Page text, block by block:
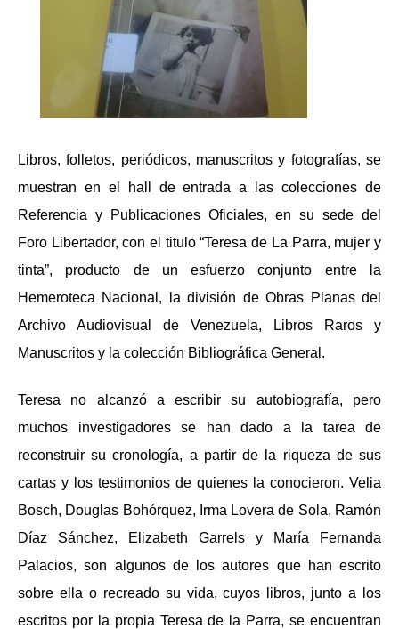
Libros, folletos, periódicos, manuscritos y fotografías, se
muestran en el hall de entrada a las colecciones de
Referencia y Publicaciones Oficiales, en su sede del
Foro Libertador, con el titulo “Teresa de La Parra, mujer y
tinta”, producto de un esfuerzo conjunto entre la
Hemeroteca Nacional, la división de Obras Planas del
Archivo Audiovisual de Venezuela, Libros Raros y
Manuscritos y la colección Bibliográfica General.
Teresa no alcanzó a escribir su autobiografía, pero
muchos investigadores se han dado a la tarea de
reconstruir su cronología, a partir de la riqueza de sus
cartas y los testimonios de quienes la conocieron. Velia
Bosch, Douglas Bohórquez, Irma Lovera de Sola, Ramón
Díaz Sánchez, Elizabeth Garrels
y
María Fernanda
Palacios, son algunos de los autores que han escrito
sobre ella o recreado su vida, cuyos libros, junto a los
escritos por la propia Teresa de la Parra, se encuentran